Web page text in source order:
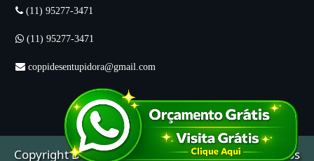
(11) 95277-3471
(11) 95277-3471
coppidesentupidora@gmail.com
CopyrightDesentupidora Mitsubishy © 2025. Todos